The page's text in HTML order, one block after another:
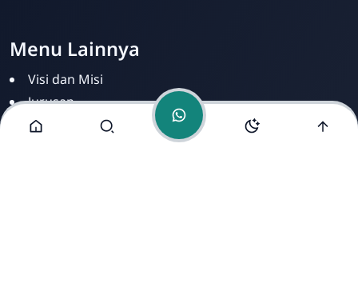
Menu Lainnya
Visi dan Misi
Jurusan
Ekstrakurikuler